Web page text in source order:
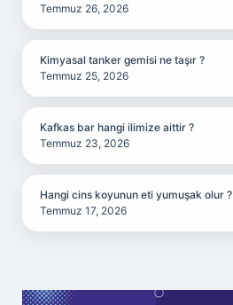
Temmuz 26, 2026
Kimyasal tanker gemisi ne taşır ?
Temmuz 25, 2026
Kafkas bar hangi ilimize aittir ?
Temmuz 23, 2026
Hangi cins koyunun eti yumuşak olur ?
Temmuz 17, 2026